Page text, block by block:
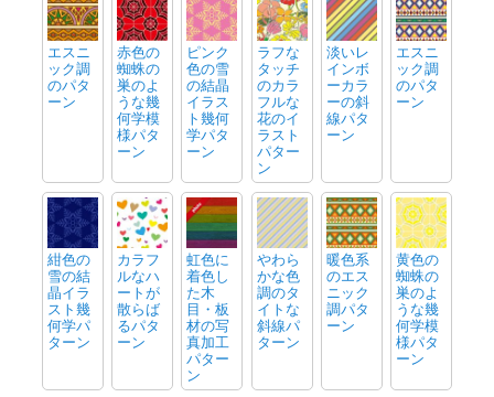
エスニ
ック調
のパタ
ーン
赤色の
蜘蛛の
巣のよ
うな幾
何学模
様パタ
ーン
ピンク
色の雪
の結晶
イラス
ト幾何
学パタ
ーン
ラフな
タッチ
のカラ
フルな
花のイ
ラスト
パター
ン
淡いレ
インボ
ーカラ
ーの斜
線パタ
ーン
エスニ
ック調
のパタ
ーン
紺色の
雪の結
晶イラ
スト幾
何学パ
ターン
カラフ
ルなハ
ートが
散らば
るパタ
ーン
虹色に
着色し
た木
目・板
材の写
真加工
パター
ン
やわら
かな色
調のタ
イトな
斜線パ
ターン
暖色系
のエス
ニック
調パタ
ーン
黄色の
蜘蛛の
巣のよ
うな幾
何学模
様パタ
ーン